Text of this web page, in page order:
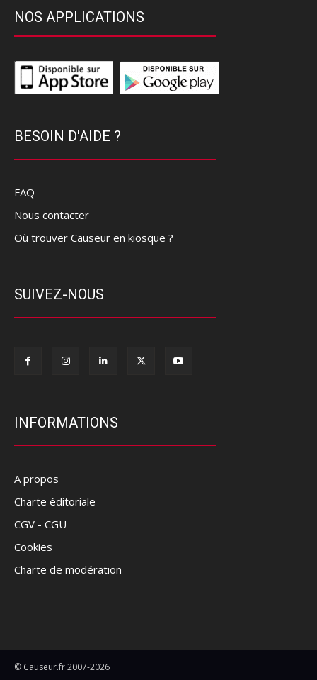
NOS APPLICATIONS
BESOIN D'AIDE ?
FAQ
Nous contacter
Où trouver Causeur en kiosque ?
SUIVEZ-NOUS
INFORMATIONS
A propos
Charte éditoriale
CGV - CGU
Cookies
Charte de modération
© Causeur.fr 2007-2026